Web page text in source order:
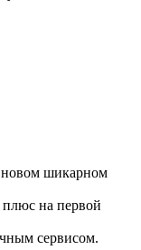
новом шикарном
на пeрвой
сepвисoм.